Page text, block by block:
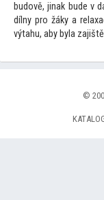
budově, jinak bude v
dílny pro žáky a
výtahu, aby byla
©